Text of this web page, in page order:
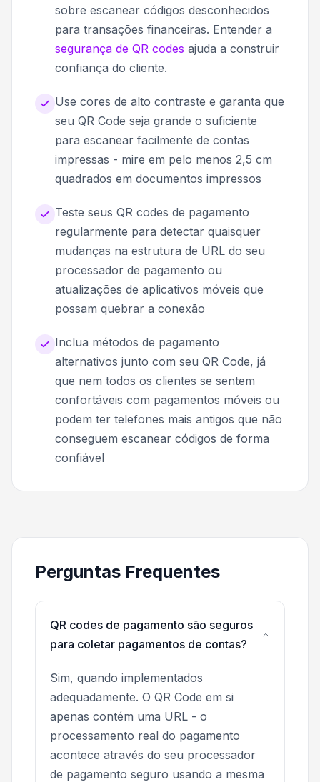
sobre escanear códigos desconhecidos
para transações financeiras. Entender a
segurança de QR codes ajuda a construir
confiança do cliente.
Use cores de alto contraste e garanta que
seu QR Code seja grande o suficiente
para escanear facilmente de contas
impressas - mire em pelo menos 2,5 cm
quadrados em documentos impressos
Teste seus QR codes de pagamento
regularmente para detectar quaisquer
mudanças na estrutura de URL do seu
processador de pagamento ou
atualizações de aplicativos móveis que
possam quebrar a conexão
Inclua métodos de pagamento
alternativos junto com seu QR Code, já
que nem todos os clientes se sentem
confortáveis com pagamentos móveis ou
podem ter telefones mais antigos que não
conseguem escanear códigos de forma
confiável
Perguntas Frequentes
QR codes de pagamento são seguros
para coletar pagamentos de contas?
Sim, quando implementados
adequadamente. O QR Code em si
apenas contém uma URL - o
processamento real do pagamento
acontece através do seu processador
de pagamento seguro usando a mesma